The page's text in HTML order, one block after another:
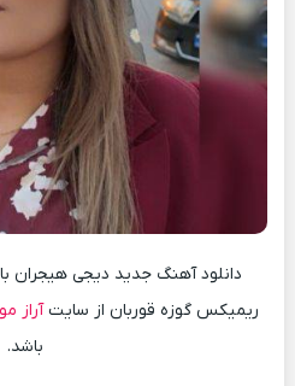
ریمیکس گوزه قوربان از سایتآراز
باشد.